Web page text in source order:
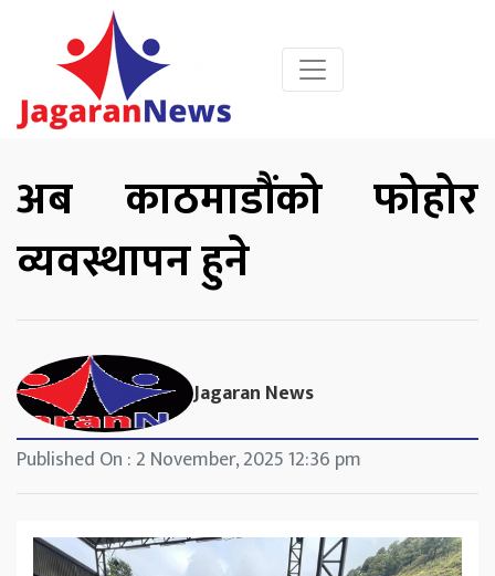
अब काठमाडौंको फोहोर
व्यवस्थापन हुने
Jagaran News
Published On : 2 November, 2025 12:36 pm